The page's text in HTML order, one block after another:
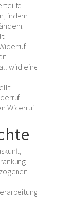
indem
ändern.
wird eine
Widerruf